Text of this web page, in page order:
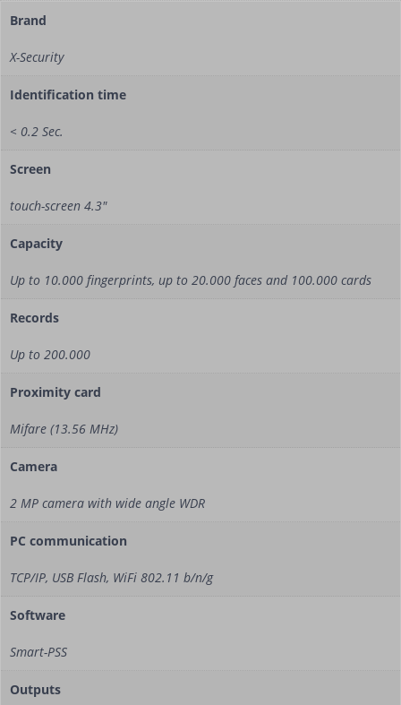
Brand
X-Security
Identification time
< 0.2 Sec.
Screen
touch-screen 4.3"
Capacity
Up to 10.000 fingerprints, up to 20.000 faces and 100.000 cards
Records
Up to 200.000
Proximity card
Mifare (13.56 MHz)
Camera
2 MP camera with wide angle WDR
PC communication
TCP/IP, USB Flash, WiFi 802.11 b/n/g
Software
Smart-PSS
Outputs